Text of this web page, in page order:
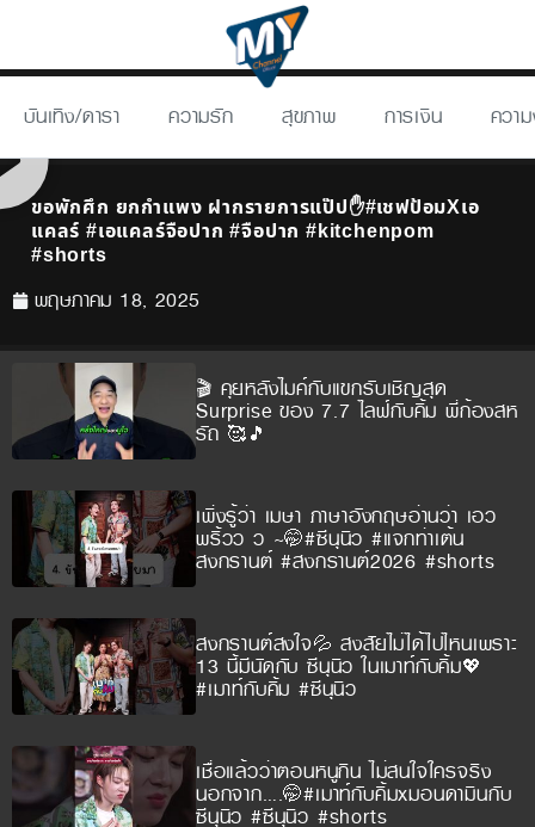
บันเทิง/ดารา ความรัก สุขภาพ การเงิน ควา
ขอพักศึก ยกกำแพง ฝากรายการแป๊ป✋#เชฟป้อมXเอ
แคลร์ #เอแคลร์จือปาก #จือปาก #kitchenpom
#shorts
พฤษภาคม 18, 2025
🎬 คุยหลังไมค์กับแขกรับเชิญสุด
Surprise ของ 7.7 ไลฟ์กับคิ้ม พี่ก้องสห
รัถ 🥰🎵
เพิ่งรู้ว่า เมษา ภาษาอังกฤษอ่านว่า เอว
พริ้วว ว ~🤭#ซีนุนิว #แจกท่าเต้น
สงกรานต์ #สงกรานต์2026 #shorts
สงกรานต์สงใจ💦 สงสัยไม่ได้ไปไหนเพราะ
13 นี้มีนัดกับ ซีนุนิว ในเมาท์กับคิ้ม💖
#เมาท์กับคิ้ม #ซีนุนิว
เชื่อแล้วว่าตอนหนูกิน ไม่สนใจใครจริง
นอกจาก….🤭#เมาท์กับคิ้มxมอนดามินกับ
ซีนุนิว #ซีนุนิว #shorts